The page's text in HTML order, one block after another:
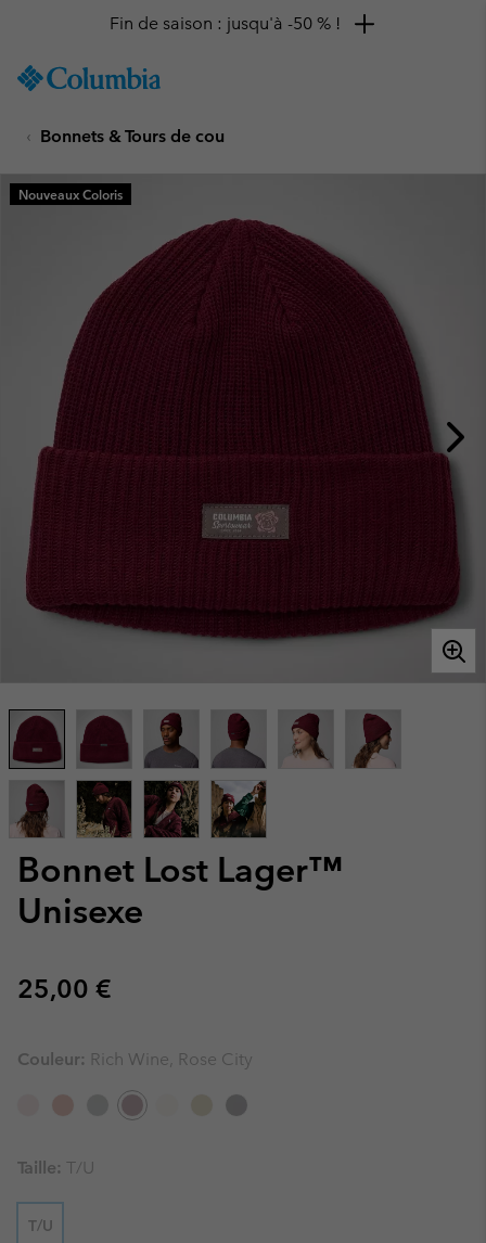
TO
SKIP
MAIN
NAV
SEARCH
Fin de saison : jusqu'à -50 % !
Bonnets & Tours de cou
Bonnet Lost Lager™
Unisexe
Regular price:
25,00 €
Nouveaux Coloris
Couleur: Rich Wine, Rose City
Taille: T/U
T/U